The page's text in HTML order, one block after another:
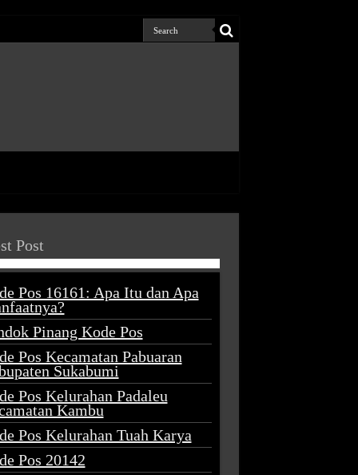
Post
Pos 16161: Apa Itu dan Apa
Pinang Kode Pos
Pos Kecamatan Pabuaran
Sukabumi
Pos Kelurahan Padaleu
Kambu
Pos Kelurahan Tuah Karya
Pos 20142